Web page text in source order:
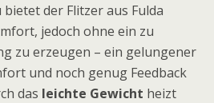
der Flitzer aus Fulda
jedoch ohne ein zu
zu erzeugen – ein gelungener
und noch genug Feedback
das leichte Gewicht heizt